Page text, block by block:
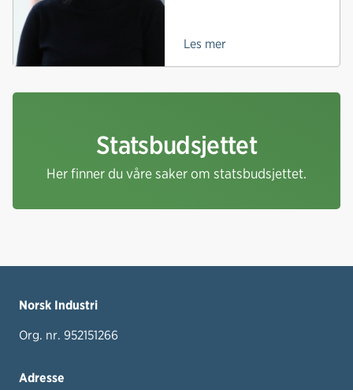
Les mer
Statsbudsjettet
Her finner du våre saker om statsbudsjettet.
Norsk Industri
Org. nr. 952151266
Adresse